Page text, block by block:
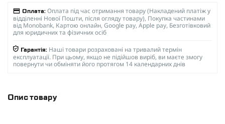
Оплата: Оплата під час отримання товару (Накладений платіж у
відділенні Нової Пошти, після огляду товару), Покупка частинами
від Monobank, Картою онлайн, Google pay, Apple pay, Безготівковий
для юридичних та фізичних осіб
Гарантія: Наші товари розраховані на тривалий термін
експлуатації. При цьому, якщо не підійшов виріб, ви маєте змогу
повернути чи обміняти його протягом 14 календарних днів
Опис товару